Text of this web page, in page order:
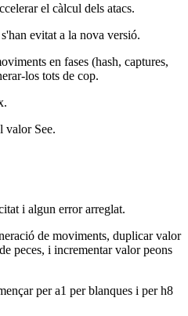
el càlcul dels atacs.
evitat a la nova versió.
en fases (hash, captures,
los tots de cop.
valor See.
i algun error arreglat.
de moviments, duplicar valor
peces, i incrementar valor peons
per a1 per blanques i per h8